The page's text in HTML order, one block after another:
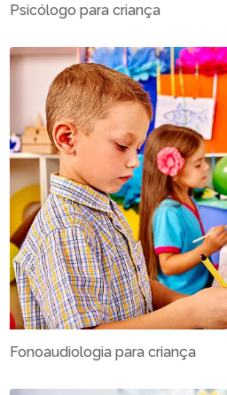
Psicólogo para criança
Fonoaudiologia para criança